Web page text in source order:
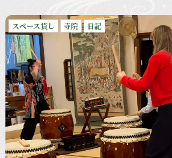
スペース貸し 寺院 日記